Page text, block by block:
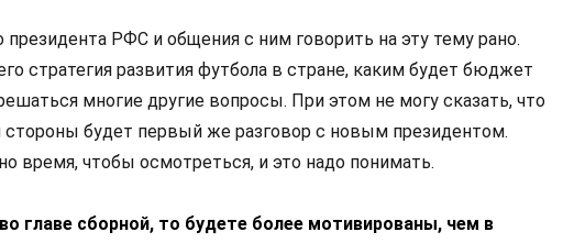
президента РФС и общения с ним говорить на эту тему рано.
стратегия развития футбола в стране, каким будет бюджет
многие другие вопросы. При этом не могу сказать, что
будет первый же разговор с новым президентом.
время, чтобы осмотреться, и это надо понимать.
главе сборной, то будете более мотивированы, чем в